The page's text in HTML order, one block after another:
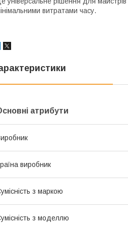
витратами часу.
атрибути
виробник
з маркою
з моделлю